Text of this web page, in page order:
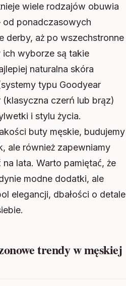
wiele rodzajów obuwia
ponadczasowych
derby, aż po wszechstronne
wyborze są takie
naturalna skóra
typu Goodyear
czerń lub brąz)
i stylu życia.
buty męskie, budujemy
ale również zapewniamy
lata. Warto pamiętać, że
modne dodatki, ale
elegancji, dbałości o detale
trendy w męskiej